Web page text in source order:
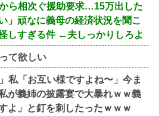
ら相次ぐ援助要求…15万出した
」頑なに義母の経済状況を聞こ
しすぎる件 ←夫しっかりしろよ
て欲しい
私「お互い様ですよね〜」今ま
が義姉の披露宴で大暴れｗｗ義
よ」と釘を刺したったｗｗｗ